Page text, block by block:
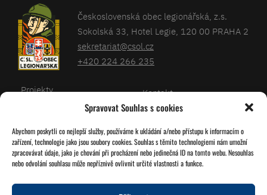
Spravovat Souhlas s cookies
Abychom poskytli co nejlepší služby, používáme k ukládání a/nebo přístupu k informacím o
zařízení, technologie jako jsou soubory cookies. Souhlas s těmito technologiemi nám umožní
zpracovávat údaje, jako je chování při procházení nebo jedinečná ID na tomto webu. Nesouhlas
nebo odvolání souhlasu může nepříznivě ovlivnit určité vlastnosti a funkce.
Československá obec legionářská, z.s.
Sokolská 33, Hotel Legie, 120 00 PRAHA 2
sekretariat@csol.cz
+420 224 266 235
Projekty
Kalendář
O nás
Kontakt
Databáze legionářů
Pro členy
Zásady cookies